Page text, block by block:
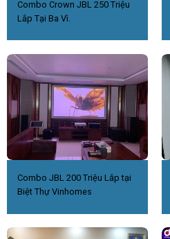
Combo Crown JBL 250 Triệu
Lắp Tại Ba Vì.
Combo JBL 200 Triệu Lắp tại
Biệt Thự Vinhomes